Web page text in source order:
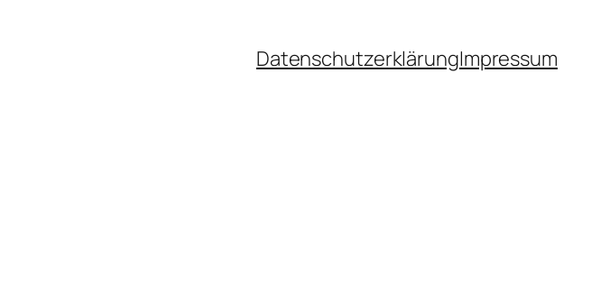
Datenschutz­erklärungImpressum